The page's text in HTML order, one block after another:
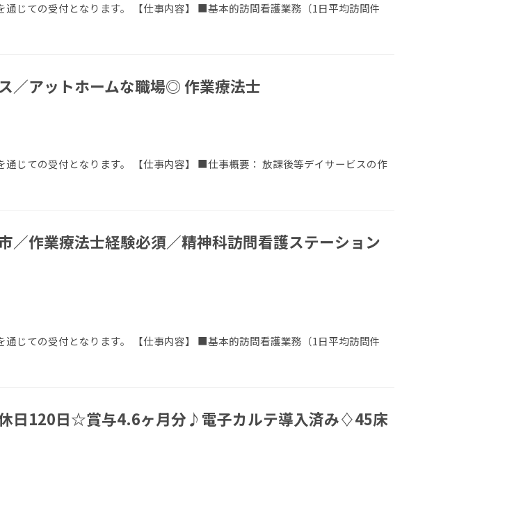
じての受付となります。 【仕事内容】 ■基本的訪問看護業務（1日平均訪問件
／アットホームな職場◎ 作業療法士
じての受付となります。 【仕事内容】 ■仕事概要： 放課後等デイサービスの作
／作業療法士経験必須／精神科訪問看護ステーション
じての受付となります。 【仕事内容】 ■基本的訪問看護業務（1日平均訪問件
休日120日☆賞与4.6ヶ月分♪電子カルテ導入済み♢45床